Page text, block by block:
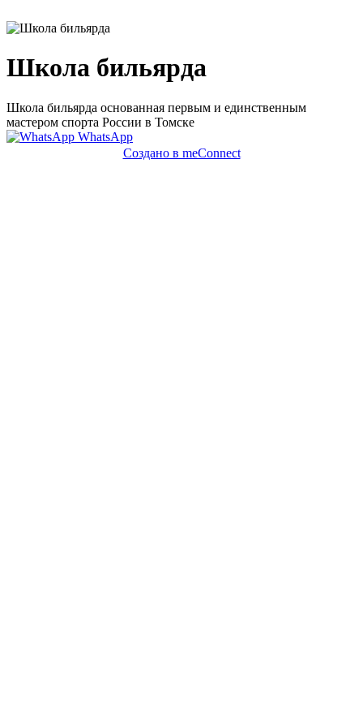
Школа бильярда
Школа бильярда основанная первым и единственным
мастером спорта России в Томске
WhatsApp
Создано в meConnect